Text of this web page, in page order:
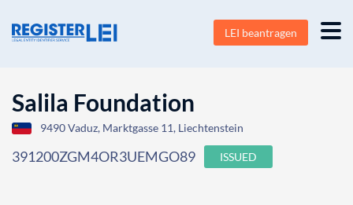
LEI beantragen
Salila Foundation
9490 Vaduz, Marktgasse 11, Liechtenstein
391200ZGM4OR3UEMGO89 ISSUED